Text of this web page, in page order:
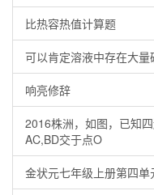
比热容热值计算题
可以肯定溶液中存在大
响亮修辞
2016株洲，如图，已知
AC,BD交于点O
金状元七年级上册第四单